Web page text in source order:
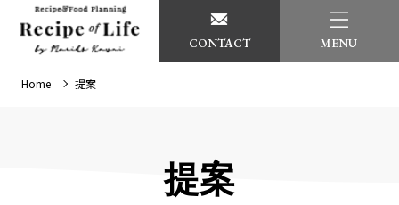
CONTACT MENU
Home 提案
提案